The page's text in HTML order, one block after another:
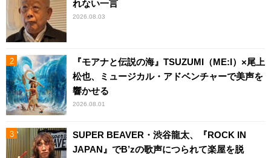
れない一言
2026.08.03
『モアナと伝説の海』TSUZUMI（ME:I）×尾上
松也、ミュージカル・アドベンチャーで美声を
響かせる
2026.08.01
SUPER BEAVER・渋谷龍太、『ROCK IN
JAPAN』でB’zの歌声につられて楽屋を脱